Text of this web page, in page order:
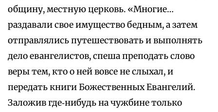
общину, местную церковь. «Многие…
раздавали свое имущество бедным, а затем
отправлялись путешествовать и выполнять
дело евангелистов, спеша преподать слово
веры тем, кто о ней вовсе не слыхал, и
передать книги Божественных Евангелий.
Заложив где‑нибудь на чужбине только